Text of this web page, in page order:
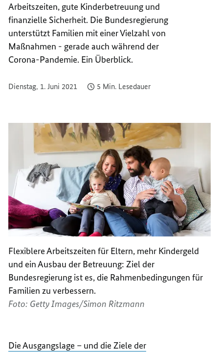
Arbeitszeiten, gute Kinderbetreuung und
finanzielle Sicherheit. Die Bundesregierung
unterstützt Familien mit einer Vielzahl von
Maßnahmen - gerade auch während der
Corona-Pandemie. Ein Überblick.
Dienstag, 1. Juni 2021 5 Min. Lesedauer
Flexiblere Arbeitszeiten für Eltern, mehr Kindergeld
und ein Ausbau der Betreuung: Ziel der
Bundesregierung ist es, die Rahmenbedingungen für
Familien zu verbessern.
Foto: Getty Images/Simon Ritzmann
Die Ausgangslage – und die Ziele der